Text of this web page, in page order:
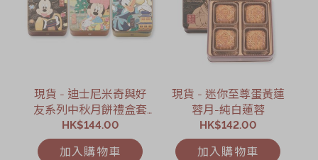
現貨 - 迪士尼米奇與好
友系列中秋月餅禮盒套
裝
HK$144.00
加入購物車
現貨 - 迷你至尊蛋黃蓮
蓉月-純白蓮蓉
HK$142.00
加入購物車